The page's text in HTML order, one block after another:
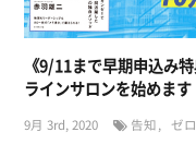
《9/11まで早期申込み
ラインサロンを始めます
9月 3rd, 2020 告知 ゼ